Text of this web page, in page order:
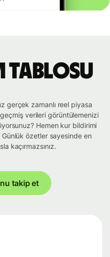
tablosu
gerçek zamanlı reel piyasa
verileri görüntülemenizi
Hemen kur bildirimi
özetler sayesinde en
kaçırmazsınız.
takip et